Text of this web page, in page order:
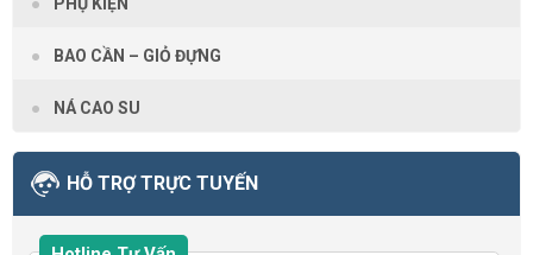
BAO CẦN – GIỎ ĐỰNG
NÁ CAO SU
HỖ TRỢ TRỰC TUYẾN